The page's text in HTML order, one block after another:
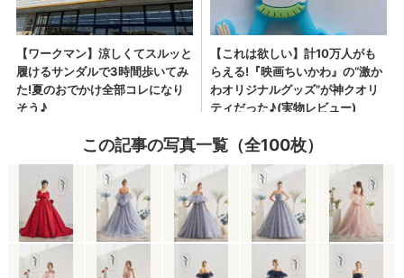
この記事の写真一覧（全100枚）